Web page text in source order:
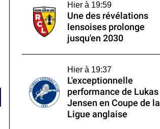
Hier à 19:59
Une des révélations
lensoises prolonge
jusqu'en 2030
Hier à 19:37
L'exceptionnelle
performance de Lukas
Jensen en Coupe de la
Ligue anglaise